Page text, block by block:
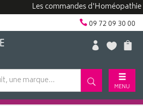
Les commandes d'Homéopathie
09 72 09 30 00
MENU